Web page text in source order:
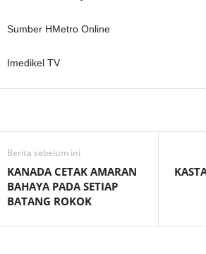
Sumber HMetro Online
Imedikel TV
Berita sebelum ini
KANADA CETAK AMARAN
BAHAYA PADA SETIAP
BATANG ROKOK